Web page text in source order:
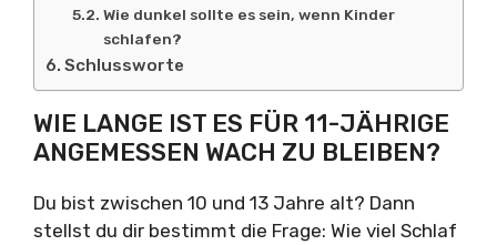
Wie dunkel sollte es sein, wenn Kinder
schlafen?
Schlussworte
WIE LANGE IST ES FÜR 11-JÄHRIGE
ANGEMESSEN WACH ZU BLEIBEN?
Du bist zwischen 10 und 13 Jahre alt? Dann
stellst du dir bestimmt die Frage: Wie viel Schlaf